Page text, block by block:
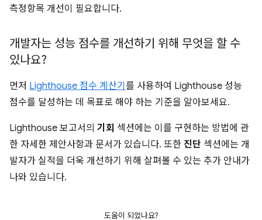
측정항목 개선이 필요합니다.
개발자는 성능 점수를 개선하기 위해 무엇을 할 수
있나요?
먼저 Lighthouse 점수 계산기 를 사용하여 Lighthouse 성능
점수를 달성하는 데 목표로 해야 하는 기준을 알아보세요.
Lighthouse 보고서의 기회 섹션에는 이를 구현하는 방법에 관
한 자세한 제안사항과 문서가 있습니다. 또한 진단 섹션에는 개
발자가 실적을 더욱 개선하기 위해 살펴볼 수 있는 추가 안내가
나와 있습니다.
도움이 되었나요?